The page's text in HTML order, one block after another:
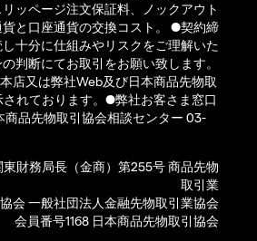
ッページ注文保証料、ノックアウト
と口座通貨の交換コスト。 ●契約締
十分に仕組みやリスクをご理解いた
判断にてお取引をお願い致します。
店又は弊社Web及び日本商品先物取
れております。●弊社お客さま窓口
商品先物取引協会相談センター 03-
財務局長（金商）第255号 商品先物
取引業
会 一般社団法人金融先物取引業協会
会員番号1168 日本商品先物取引協会